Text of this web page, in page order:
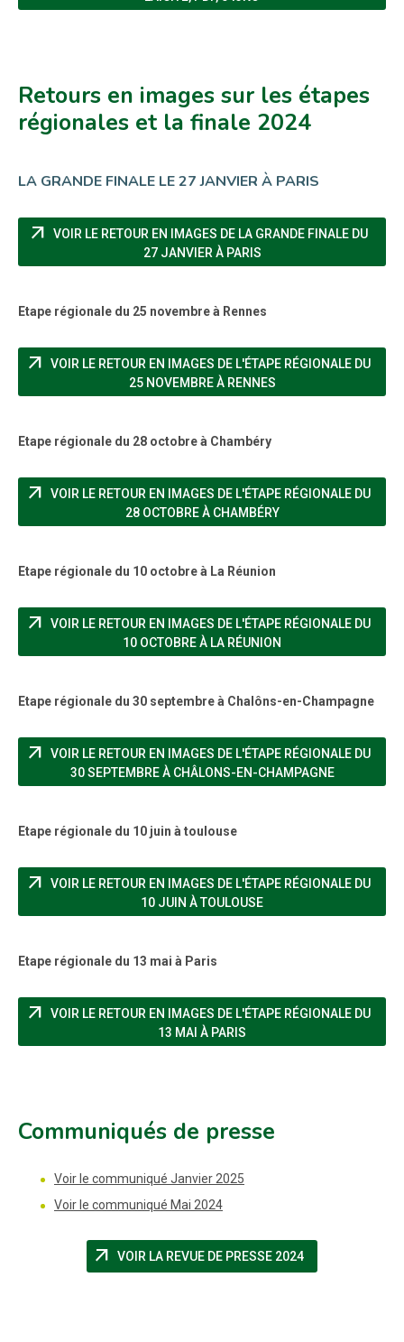
Retours en images sur les étapes
régionales et la finale 2024
LA GRANDE FINALE LE 27 JANVIER À PARIS
arrow_outward
VOIR LE RETOUR EN IMAGES DE LA GRANDE FINALE DU
27 JANVIER À PARIS(NOUVELLE FENÊTRE)
Etape régionale du 25 novembre à Rennes
arrow_outward
VOIR LE RETOUR EN IMAGES DE L'ÉTAPE RÉGIONALE DU
25 NOVEMBRE À RENNES(NOUVELLE FENÊTRE)
Etape régionale du 28 octobre à Chambéry
arrow_outward
VOIR LE RETOUR EN IMAGES DE L'ÉTAPE RÉGIONALE DU
28 OCTOBRE À CHAMBÉRY(NOUVELLE FENÊTRE)
Etape régionale du 10 octobre à La Réunion
arrow_outward
VOIR LE RETOUR EN IMAGES DE L'ÉTAPE RÉGIONALE DU
10 OCTOBRE À LA RÉUNION
Etape régionale du 30 septembre à Chalôns-en-Champagne
arrow_outward
VOIR LE RETOUR EN IMAGES DE L'ÉTAPE RÉGIONALE DU
30 SEPTEMBRE À CHÂLONS-EN-CHAMPAGNE(NOUVELLE
Etape régionale du 10 juin à toulouse
arrow_outward
VOIR LE RETOUR EN IMAGES DE L'ÉTAPE RÉGIONALE DU
10 JUIN À TOULOUSE(NOUVELLE FENÊTRE)
Etape régionale du 13 mai à Paris
arrow_outward
VOIR LE RETOUR EN IMAGES DE L'ÉTAPE RÉGIONALE DU
13 MAI À PARIS
Communiqués de presse
Voir le communiqué Janvier 2025
Voir le communiqué Mai 2024
arrow_outward VOIR LA REVUE DE PRESSE 2024